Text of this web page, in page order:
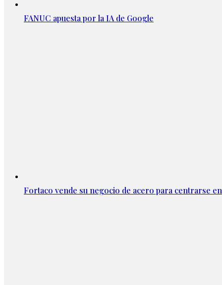
FANUC apuesta por la IA de Google
Fortaco vende su negocio de acero para centrarse